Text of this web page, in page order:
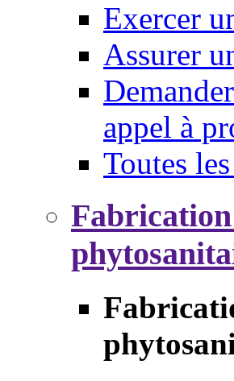
Exercer
Assurer
appel à
Toutes